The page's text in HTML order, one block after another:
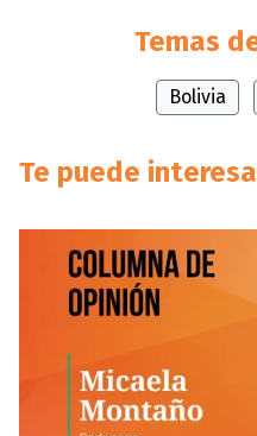
Temas
Bolivia
Te puede